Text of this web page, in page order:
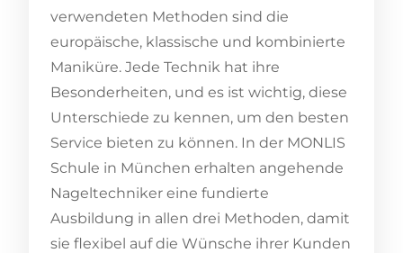
verwendeten Methoden sind die
europäische, klassische und kombinierte
Maniküre. Jede Technik hat ihre
Besonderheiten, und es ist wichtig, diese
Unterschiede zu kennen, um den besten
Service bieten zu können. In der MONLIS
Schule in München erhalten angehende
Nageltechniker eine fundierte
Ausbildung in allen drei Methoden, damit
sie flexibel auf die Wünsche ihrer Kunden